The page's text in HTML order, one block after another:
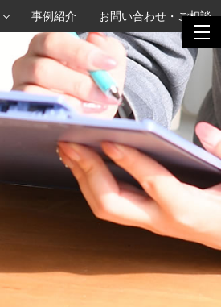
事例紹介 お問い合わせ・ご相談